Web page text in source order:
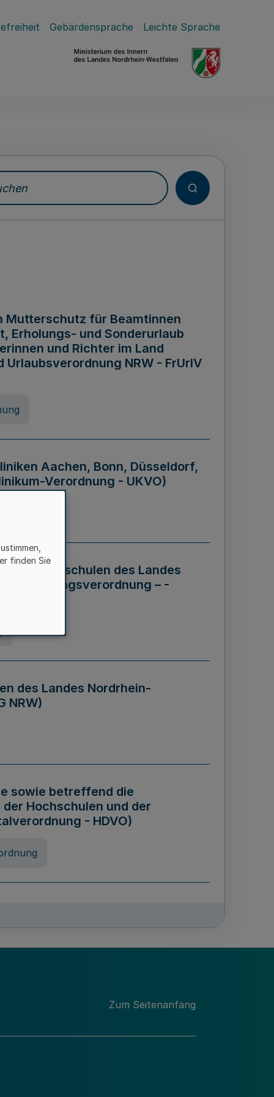
Gebärdensprache Leichte Sprache
Mutterschutz für Beamtinnen
Erholungs- und Sonderurlaub
und Richter im Land
NRW - FrUrlV
Aachen, Bonn, Düsseldorf,
Verordnung - UKVO)
der Hochschulen des Landes
– -
des Landes Nordrhein-
NRW)
sowie betreffend die
Hochschulen und der
- HDVO)
des Landes Nordrhein-
Zum Seitenanfang
finden Sie